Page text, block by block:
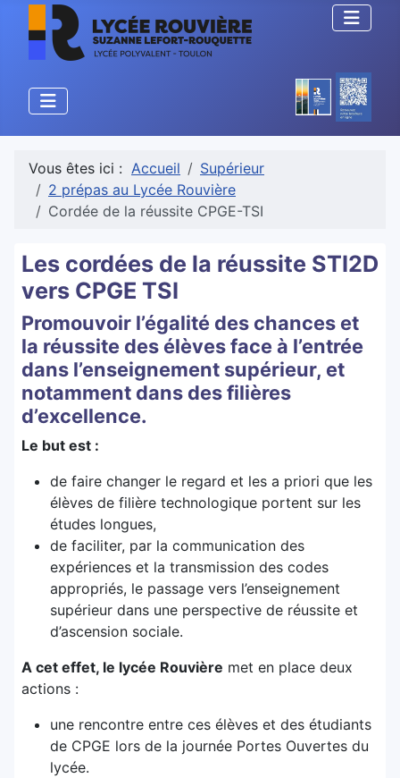
Vous êtes ici : Accueil
Supérieur
2 prépas au Lycée Rouvière
Cordée de la réussite CPGE-TSI
Les cordées de la réussite STI2D
vers CPGE TSI
Promouvoir l’égalité des chances et
la réussite des élèves face à l’entrée
dans l’enseignement supérieur, et
notamment dans des filières
d’excellence.
Le but est :
de faire changer le regard et les a priori que les
élèves de filière technologique portent sur les
études longues,
de faciliter, par la communication des
expériences et la transmission des codes
appropriés, le passage vers l’enseignement
supérieur dans une perspective de réussite et
d’ascension sociale.
A cet effet, le lycée Rouvière met en place deux
actions :
une rencontre entre ces élèves et des étudiants
de CPGE lors de la journée Portes Ouvertes du
lycée.